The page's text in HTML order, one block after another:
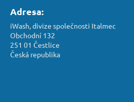
Adresa:
iWash, divize společnosti Italmec
Obchodní 132
251 01 Čestlice
Česká republika